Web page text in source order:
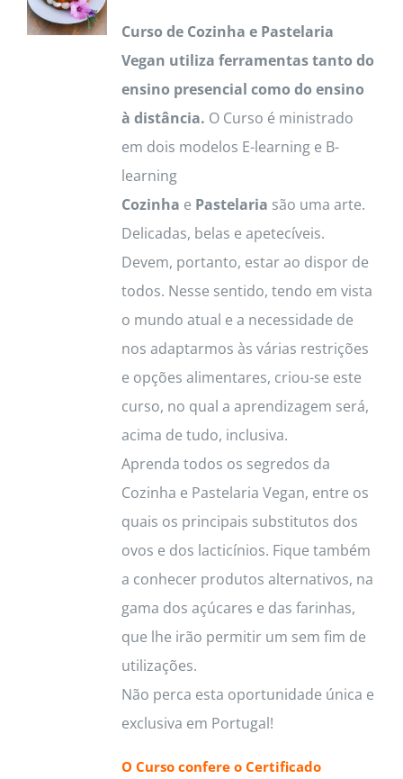
options
may
be
chosen
on
product
page
Curso de Cozinha e Pastelaria
Vegan utiliza ferramentas tanto do
ensino presencial como do ensino
à distância. O Curso é ministrado
em dois modelos E-learning e B-
learning
Cozinha e Pastelaria são uma arte.
Delicadas, belas e apetecíveis.
Devem, portanto, estar ao dispor de
todos. Nesse sentido, tendo em vista
o mundo atual e a necessidade de
nos adaptarmos às várias restrições
e opções alimentares, criou-se este
curso, no qual a aprendizagem será,
acima de tudo, inclusiva.
Aprenda todos os segredos da
Cozinha e Pastelaria Vegan, entre os
quais os principais substitutos dos
ovos e dos lacticínios. Fique também
a conhecer produtos alternativos, na
gama dos açúcares e das farinhas,
que lhe irão permitir um sem fim de
utilizações.
Não perca esta oportunidade única e
exclusiva em Portugal!
O Curso confere o Certificado